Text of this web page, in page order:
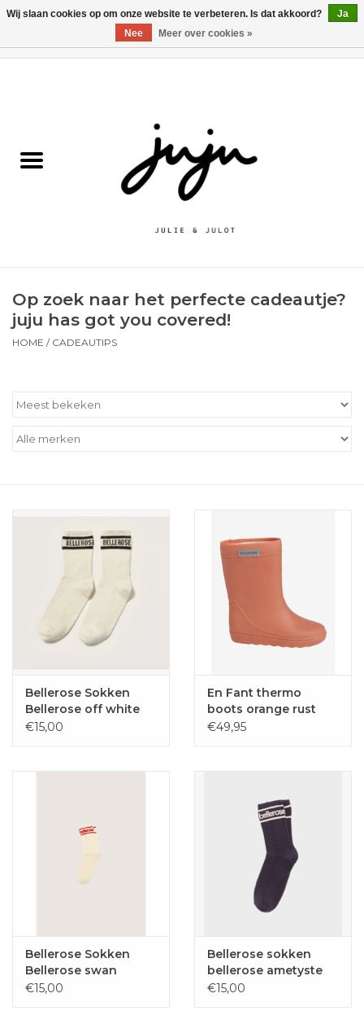
Kledij jongens
Schoenen
Outlet
Cadeautips
Op zoek naar het perfecte cadeautje?
juju has got you covered!
HOME / CADEAUTIPS
Bellerose Sokken
Bellerose off white
€15,00
En Fant thermo
boots orange rust
€49,95
Bellerose Sokken
Bellerose swan
€15,00
Bellerose sokken
bellerose ametyste
€15,00
Wij slaan cookies op om onze website te verbeteren. Is dat akkoord?
Ja
Nee
Meer over cookies »